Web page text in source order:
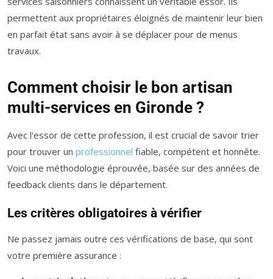
permettent aux propriétaires éloignés de maintenir leur bien
en parfait état sans avoir à se déplacer pour de menus
travaux.
Comment choisir le bon artisan
multi-services en Gironde ?
Avec l'essor de cette profession, il est crucial de savoir trier
pour trouver un professionnel fiable, compétent et honnête.
Voici une méthodologie éprouvée, basée sur des années de
feedback clients dans le département.
Les critères obligatoires à vérifier
Ne passez jamais outre ces vérifications de base, qui sont
votre première assurance :